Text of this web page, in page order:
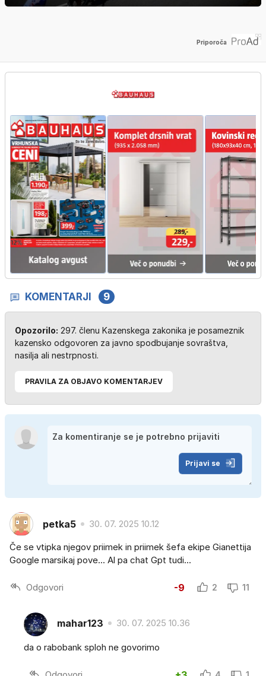
Priporoča
KOMENTARJI 9
Opozorilo: 297. členu Kazenskega zakonika je posameznik
kazensko odgovoren za javno spodbujanje sovraštva,
nasilja ali nestrpnosti.
PRAVILA ZA OBJAVO KOMENTARJEV
Prijavi se
petka5 30. 07. 2025 10.12
Če se vtipka njegov priimek in priimek šefa ekipe Gianettija
Google marsikaj pove... Al pa chat Gpt tudi...
Odgovori -9 2 11
mahar123 30. 07. 2025 10.36
da o rabobank sploh ne govorimo